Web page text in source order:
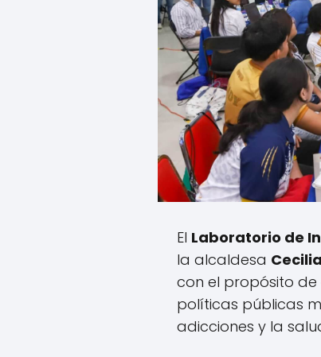
El Laboratorio de
la alcaldesa
con el propósito
políticas públicas
adicciones y la